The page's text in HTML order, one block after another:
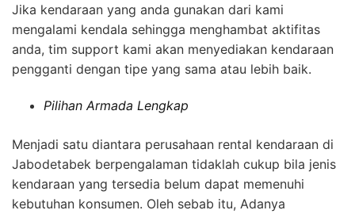
Jika kendaraan yang anda gunakan dari kami
mengalami kendala sehingga menghambat aktifitas
anda, tim support kami akan menyediakan kendaraan
pengganti dengan tipe yang sama atau lebih baik.
Pilihan Armada Lengkap
Menjadi satu diantara perusahaan rental kendaraan di
Jabodetabek berpengalaman tidaklah cukup bila jenis
kendaraan yang tersedia belum dapat memenuhi
kebutuhan konsumen. Oleh sebab itu, Adanya